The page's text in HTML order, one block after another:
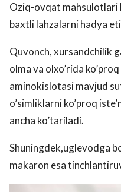
Oziq-ovqat mahsulotlari
baxtli lahzalarni hadya
Quvonch, xursandchilik
olma va olxo’rida
aminokislotasi mavjud
o’simliklarni ko’proq
ancha ko’tariladi.
Shuningdek,uglevodga
makaron esa